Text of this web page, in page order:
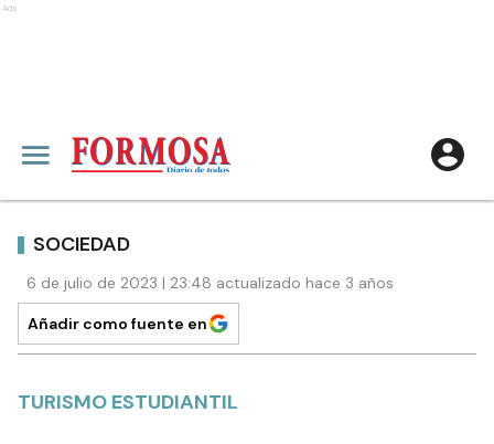
Ads
SOCIEDAD
6 de julio de 2023 | 23:48 actualizado hace 3 años
Añadir como fuente en
TURISMO ESTUDIANTIL